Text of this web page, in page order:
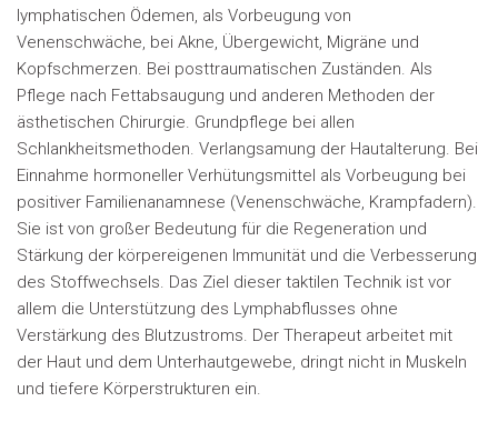
lymphatischen Ödemen, als Vorbeugung von
Venenschwäche, bei Akne, Übergewicht, Migräne und
Kopfschmerzen. Bei posttraumatischen Zuständen. Als
Pflege nach Fettabsaugung und anderen Methoden der
ästhetischen Chirurgie. Grundpflege bei allen
Schlankheitsmethoden. Verlangsamung der Hautalterung. Bei
Einnahme hormoneller Verhütungsmittel als Vorbeugung bei
positiver Familienanamnese (Venenschwäche, Krampfadern).
Sie ist von großer Bedeutung für die Regeneration und
Stärkung der körpereigenen Immunität und die Verbesserung
des Stoffwechsels. Das Ziel dieser taktilen Technik ist vor
allem die Unterstützung des Lymphabflusses ohne
Verstärkung des Blutzustroms. Der Therapeut arbeitet mit
der Haut und dem Unterhautgewebe, dringt nicht in Muskeln
und tiefere Körperstrukturen ein.